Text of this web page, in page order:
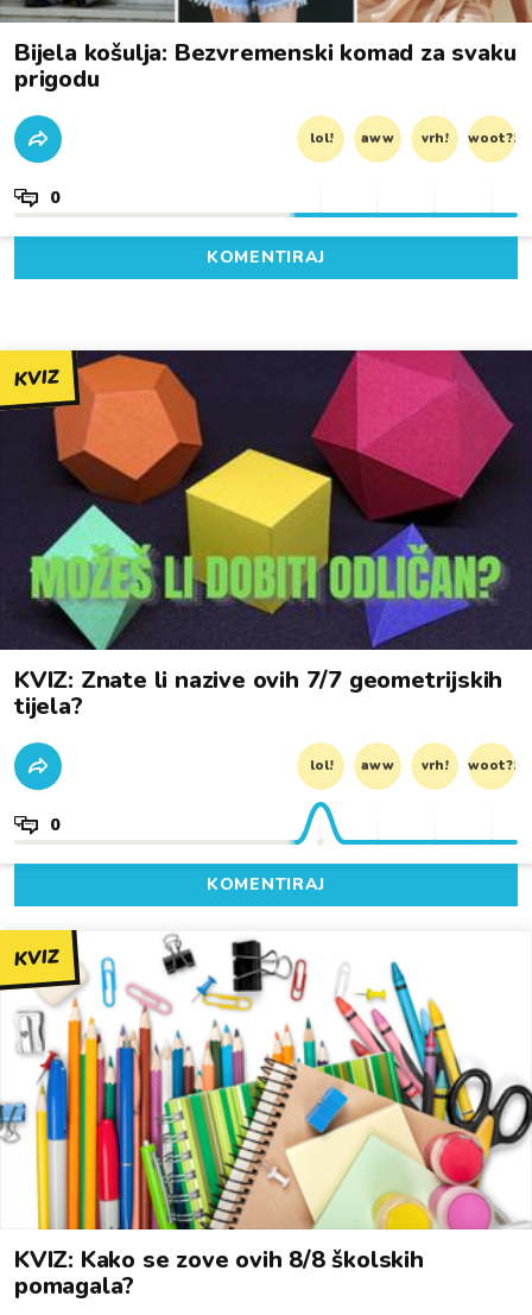
Bijela košulja: Bezvremenski komad za svaku
prigodu
lol! aww vrh! woot?!
0
KOMENTIRAJ
KVIZ
KVIZ: Znate li nazive ovih 7/7 geometrijskih
tijela?
lol! aww vrh! woot?!
0
KOMENTIRAJ
KVIZ
KVIZ: Kako se zove ovih 8/8 školskih
pomagala?